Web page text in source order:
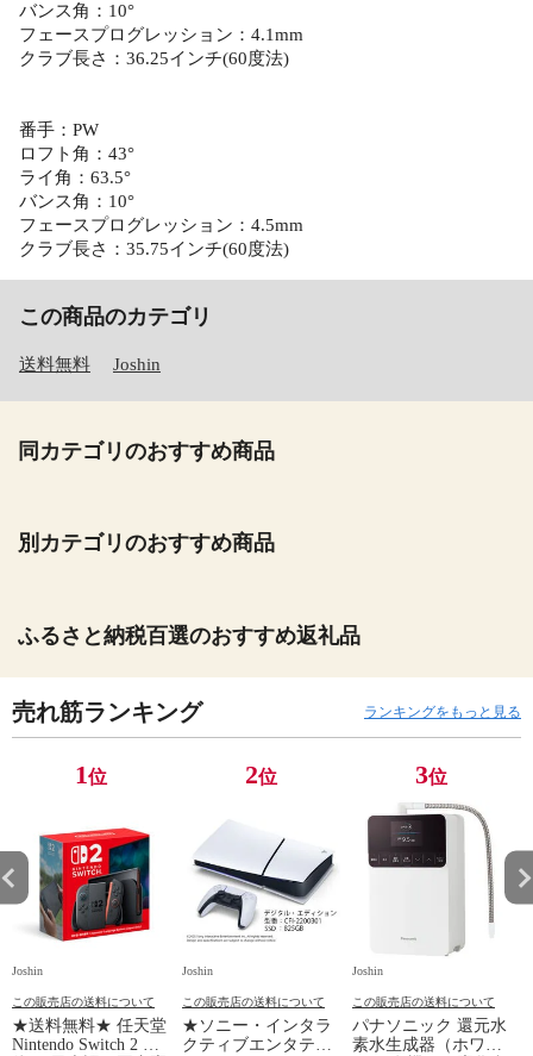
バンス角：10°
フェースプログレッション：4.1mm
クラブ長さ：36.25インチ(60度法)
番手：PW
ロフト角：43°
ライ角：63.5°
バンス角：10°
フェースプログレッション：4.5mm
クラブ長さ：35.75インチ(60度法)
この商品のカテゴリ
送料無料 Joshin
同カテゴリのおすすめ商品
別カテゴリのおすすめ商品
ふるさと納税百選のおすすめ返礼品
売れ筋ランキング ランキングをもっと見る
1位
Joshin
この販売店の送料について
★送料無料★ 任天堂
Nintendo Switch 2 本
2位
Joshin
この販売店の送料について
★ソニー・インタラ
クティブエンタテイ
3位
Joshin
この販売店の送料について
パナソニック 還元水
素水生成器（ホワイ